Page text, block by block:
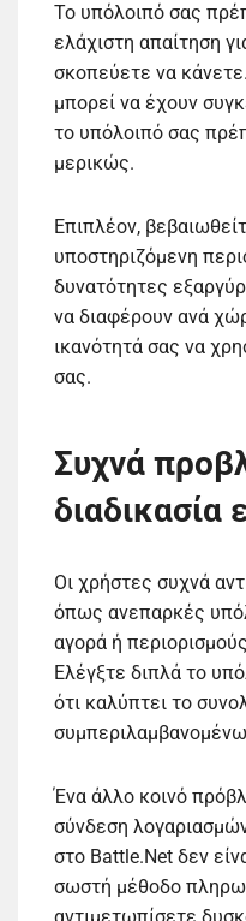
Το υπόλοιπό σας
ελάχιστη απαίτηση
σκοπεύετε να
μπορεί να έχουν
το υπόλοιπό σας
μερικώς.
Επιπλέον,
υποστηριζόμενη
δυνατότητες
να διαφέρουν ανά
ικανότητά σας να
σας.
Συχνά
Οι χρήστες συχνά
όπως ανεπαρκές
αγορά ή
Ελέγξτε διπλά το
ότι καλύπτει το
Ένα άλλο κοινό
σύνδεση
στο Battle.Net δεν
σωστή μέθοδο